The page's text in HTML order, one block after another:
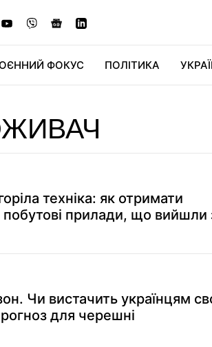
ФОКУС ПОЛІТИКА
техніка: як отримати
прилади, що вийшли
Чи вистачить українцям
для черешні